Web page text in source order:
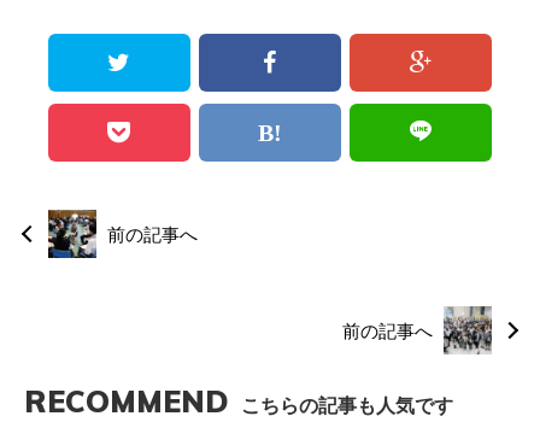
前の記事へ
前の記事へ
RECOMMEND こちらの記事も人気です